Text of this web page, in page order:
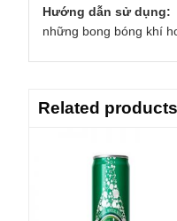
Hướng dẫn sử dụng:
những bong bóng khí
Related products